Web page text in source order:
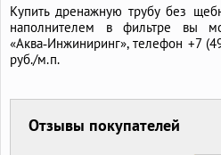
Купить дренажную трубу без
наполнителем в фильтре вы
«Аква‑Инжиниринг», телефон +7
руб./м.п.
Отзывы покупателей